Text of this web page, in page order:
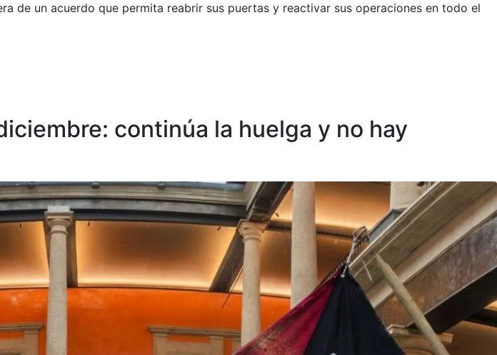
de un acuerdo que permita reabrir sus puertas y reactivar sus operaciones en todo el
continúa la huelga y no hay